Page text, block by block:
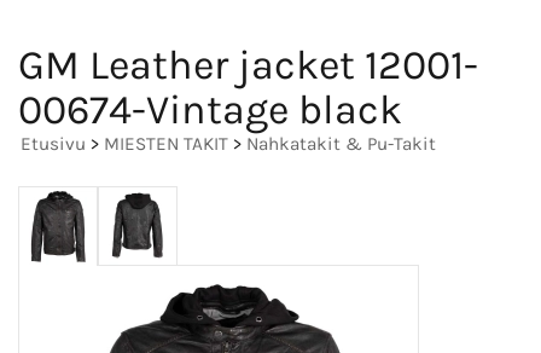
GM Leather jacket 12001-
00674-Vintage black
Etusivu > MIESTEN TAKIT > Nahkatakit & Pu-Takit